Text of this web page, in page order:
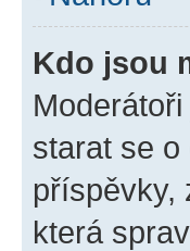
Kdo jsou
starat se
příspěvky,
která